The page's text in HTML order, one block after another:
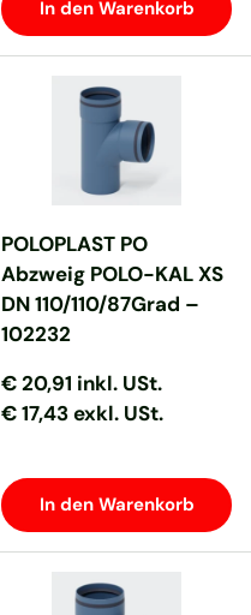
In den Warenkorb
POLOPLAST PO
Abzweig POLO-KAL XS
DN 110/110/87Grad –
102232
Normaler Preis
Normaler Preis
€ 20,91 inkl. USt.
€ 17,43 exkl. USt.
In den Warenkorb